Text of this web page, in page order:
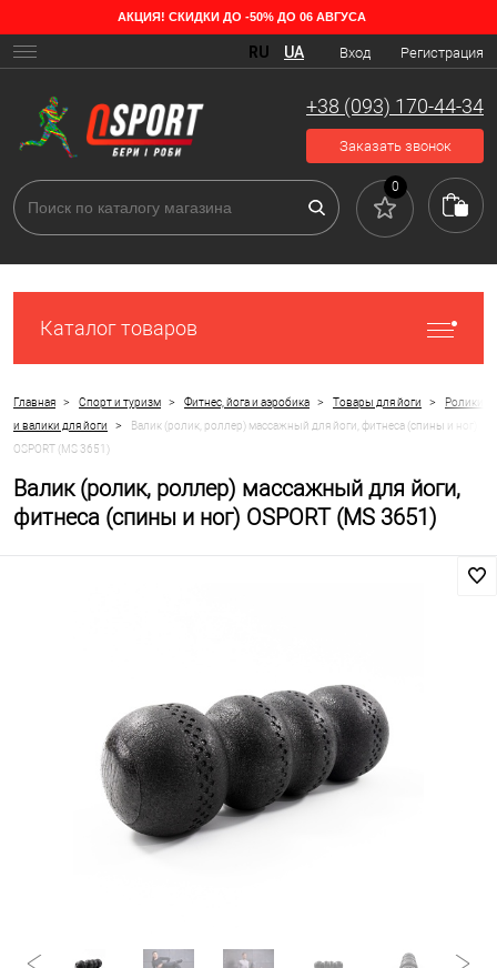
АКЦИЯ! СКИДКИ ДО -50% ДО 06 АВГУСА
Вход Регистрация
RU UA
+38 (093) 170-44-34
Заказать звонок
0
Каталог товаров
Главная > Спорт и туризм > Фитнес, йога и аэробика > Товары для йоги >
Ролики
и валики для йоги
>
Валик (ролик, роллер) массажный для йоги, фитнеса (спины и ног)
OSPORT (MS 3651)
Валик (ролик, роллер) массажный для йоги,
фитнеса (спины и ног) OSPORT (MS 3651)